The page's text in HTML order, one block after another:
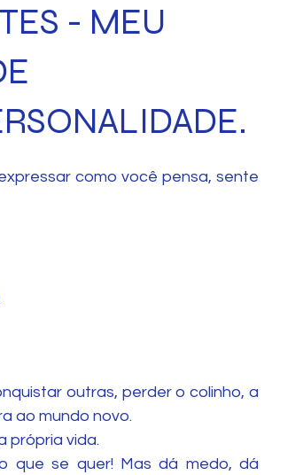
- MEU
como você pensa, sente
outras, perder o colinho, a
ao mundo novo.
própria vida.
que se quer! Mas dá medo, dá